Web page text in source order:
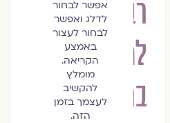
רב-מימדי
למיניות
בריאה
אפשר לבחור
לדלג ואפשר
לבחור לעצור
באמצע
הקריאה.
מומלץ
להקשיב
לעצמך בזמן
הזה.